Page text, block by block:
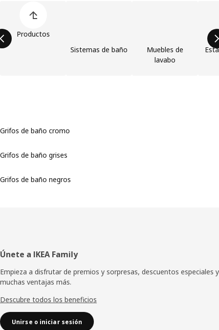
Productos
Sistemas de baño
Muebles de
lavabo
Grifos de baño cromo
Grifos de baño grises
Grifos de baño negros
Pie
de
página
Únete a IKEA Family
Empieza a disfrutar de premios y sorpresas, descuentos especiales y
muchas ventajas más.
Descubre todos los beneficios
Unirse o iniciar sesión